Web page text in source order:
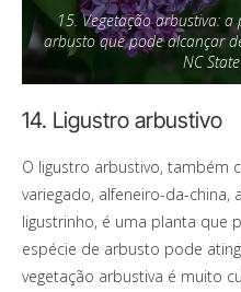
15. Vegetação arbustiva:
arbusto que pode alcançar
NC
14. Ligustro arbustivo
O ligustro arbustivo, também
variegado, alfeneiro-da-china,
ligustrinho, é uma planta que
espécie de arbusto pode
vegetação arbustiva é muito